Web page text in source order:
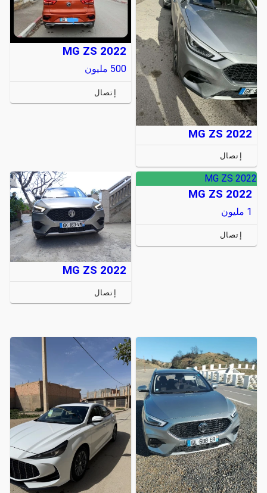
MG ZS 2022
إتصال
MG ZS 2022
500 مليون
إتصال
MG ZS 2022
MG ZS 2022
1 مليون
إتصال
MG ZS 2022
إتصال